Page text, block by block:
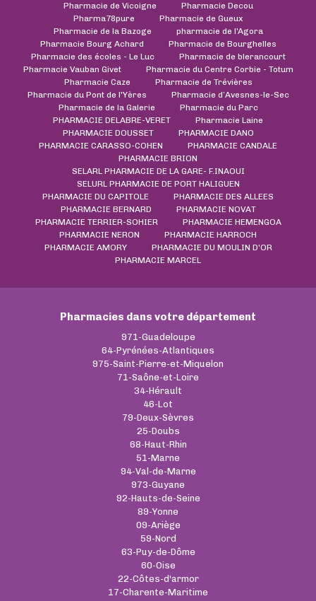
Pharmacie de Vicoigne
Pharmacie Decou
Pharma78pure
Pharmacie de Gueux
Pharmacie de la Bazoge
pharmacie de l'Agora
Pharmacie Bourg Achard
Pharmacie de Bourghelles
Pharmacie des écoles - Le Luc
Pharmacie de blerancourt
Pharmacie Vauban Givet
Pharmacie du Centre Corbie - Totum
Pharmacie Caze
Pharmacie de Trévières
Pharmacie du Pont de l'Yères
Pharmacie d’Avesnes-le-Sec
Pharmacie de la Galerie
Pharmacie du Parc
PHARMACIE DELABRE-VERET
Pharmacie Laine
PHARMACIE DOUSSET
PHARMACIE DANO
PHARMACIE CARASSO-COHEN
PHARMACIE CANDALE
PHARMACIE BRION
SELARL PHARMACIE DE LA GARE- F.INAOUI
SELURL PHARMACIE DE PORT HALIGUEN
PHARMACIE DU CAPITOLE
PHARMACIE DES ALLEES
PHARMACIE BERNARD
PHARMACIE NOVAT
PHARMACIE TERRIER-SOHIER
PHARMACIE HEMENGOA
PHARMACIE NERON
PHARMACIE HARROCH
PHARMACIE AMORY
PHARMACIE DU MOULIN D'OR
PHARMACIE MARCEL
Pharmacies dans votre département
971-Guadeloupe
64-Pyrénées-Atlantiques
975-Saint-Pierre-et-Miquelon
71-Saône-et-Loire
34-Hérault
46-Lot
79-Deux-Sèvres
25-Doubs
68-Haut-Rhin
51-Marne
94-Val-de-Marne
973-Guyane
92-Hauts-de-Seine
89-Yonne
09-Ariège
59-Nord
63-Puy-de-Dôme
60-Oise
22-Côtes-d'armor
17-Charente-Maritime